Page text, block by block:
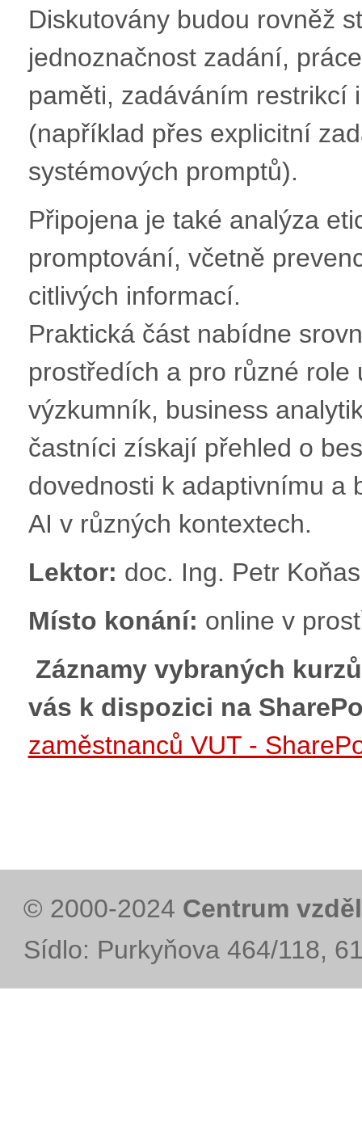
Diskutovány budou rovněž
jednoznačnost zadání,
paměti, zadáváním restrikcí
(například přes explicitní
systémových promptů).
Připojena je také analýza
promptování, včetně
citlivých informací.
Praktická část nabídne
prostředích a pro různé
výzkumník, business
častníci získají přehled o
dovednosti k adaptivnímu a
AI v různých kontextech.
Lektor: doc. Ing. Petr
Místo konání: online v
Záznamy vybraných
vás k dispozici na
zaměstnanců VUT -
© 2000-2024 Centrum
Sídlo: Purkyňova 464/118,